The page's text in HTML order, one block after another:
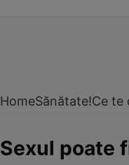
HomeSănătate!Ce te
Sexul poate